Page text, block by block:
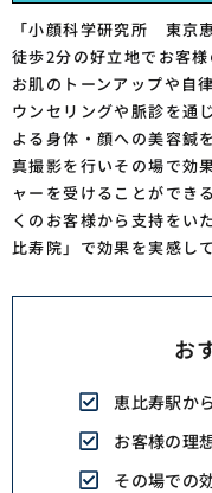
「小顔科学研究所 東京
徒歩2分の好立地でお客
お肌のトーンアップや自
ウンセリングや脈診を通
よる身体・顔への美容
真撮影を行いその場で効
ャーを受けることができ
くのお客様から支持を
比寿院」で効果を実感し
お
恵比寿駅か
お客様の理
その場での